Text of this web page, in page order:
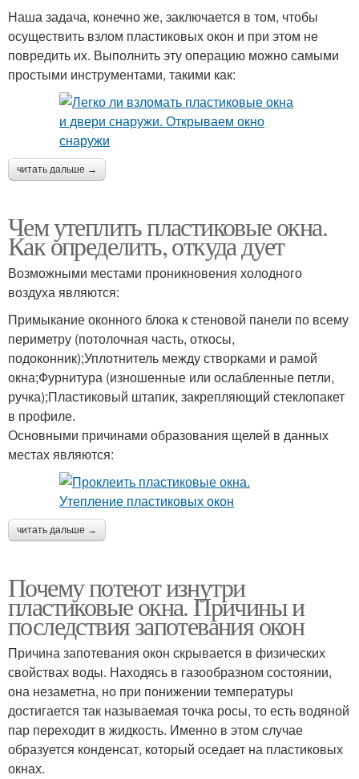
Наша задача, конечно же, заключается в том, чтобы
осуществить взлом пластиковых окон и при этом не
повредить их. Выполнить эту операцию можно самыми
простыми инструментами, такими как:
читать дальше →
Чем утеплить пластиковые окна.
Как определить, откуда дует
Возможными местами проникновения холодного
воздуха являются:
Примыкание оконного блока к стеновой панели по всему
периметру (потолочная часть, откосы,
подоконник);Уплотнитель между створками и рамой
окна;Фурнитура (изношенные или ослабленные петли,
ручка);Пластиковый штапик, закрепляющий стеклопакет
в профиле.
Основными причинами образования щелей в данных
местах являются:
читать дальше →
Почему потеют изнутри
пластиковые окна. Причины и
последствия запотевания окон
Причина запотевания окон скрывается в физических
свойствах воды. Находясь в газообразном состоянии,
она незаметна, но при понижении температуры
достигается так называемая точка росы, то есть водяной
пар переходит в жидкость. Именно в этом случае
образуется конденсат, который оседает на пластиковых
окнах.